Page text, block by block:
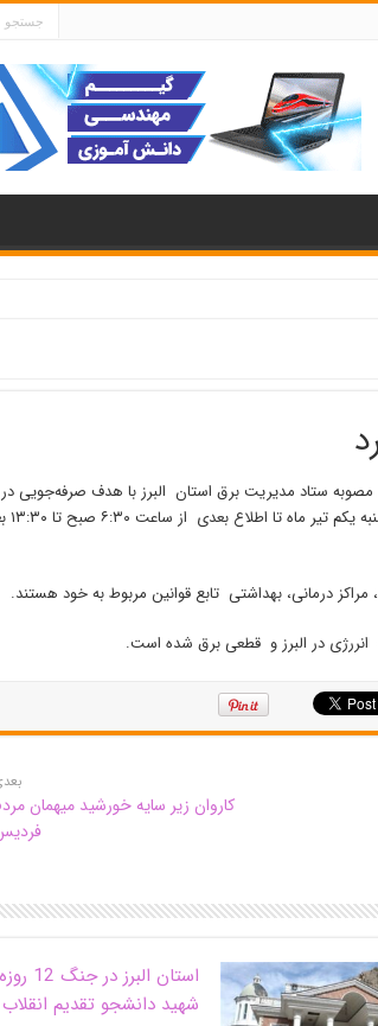
مصوبه ستاد مدیریت برق استان البرز با هدف صرفه‌جویی در
مصرف
درمانی، بهداشتی تابع قوانین مربوط به خود هستند.
انررژی در البرز و قطعی برق شده است.
کاروان زیر سایه خورشید میهمان
شهید دانشجو تقدیم